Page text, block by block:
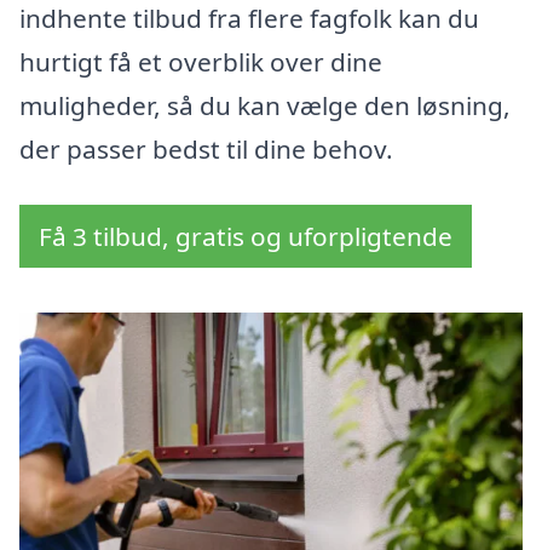
indhente tilbud fra flere fagfolk kan du
hurtigt få et overblik over dine
muligheder, så du kan vælge den løsning,
der passer bedst til dine behov.
Få 3 tilbud, gratis og uforpligtende